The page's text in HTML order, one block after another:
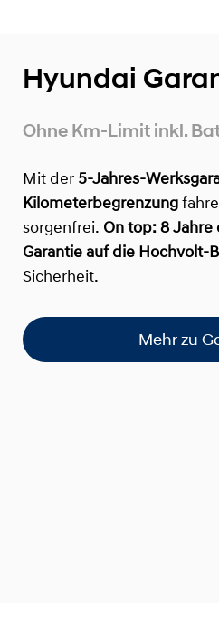
Hyundai
Ohne Km-Limit inkl.
Mit der 5-Jahres-
Kilometerbegrenzung
sorgenfrei. On top: 8 Jahre
Garantie auf die Hochvolt-
Sicherheit.
Mehr zu